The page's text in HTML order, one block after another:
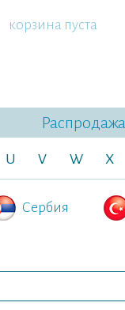
корзина пуста
Распродажа
U V W X
Сербия